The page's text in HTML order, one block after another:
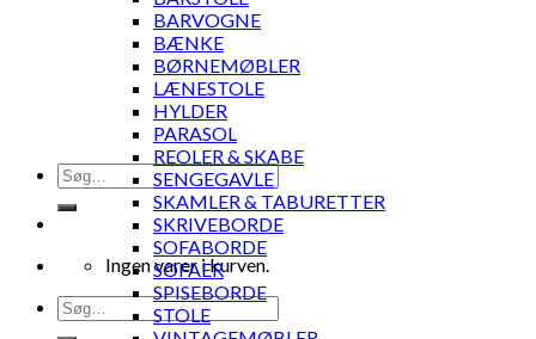
Søg
efter:
Ingen varer i kurven.
Søg
efter:
BARVOGNE
BÆNKE
BØRNEMØBLER
LÆNESTOLE
HYLDER
PARASOL
REOLER & SKABE
SENGEGAVLE
SKAMLER & TABURETTER
SKRIVEBORDE
SOFABORDE
SOFAER
SPISEBORDE
STOLE